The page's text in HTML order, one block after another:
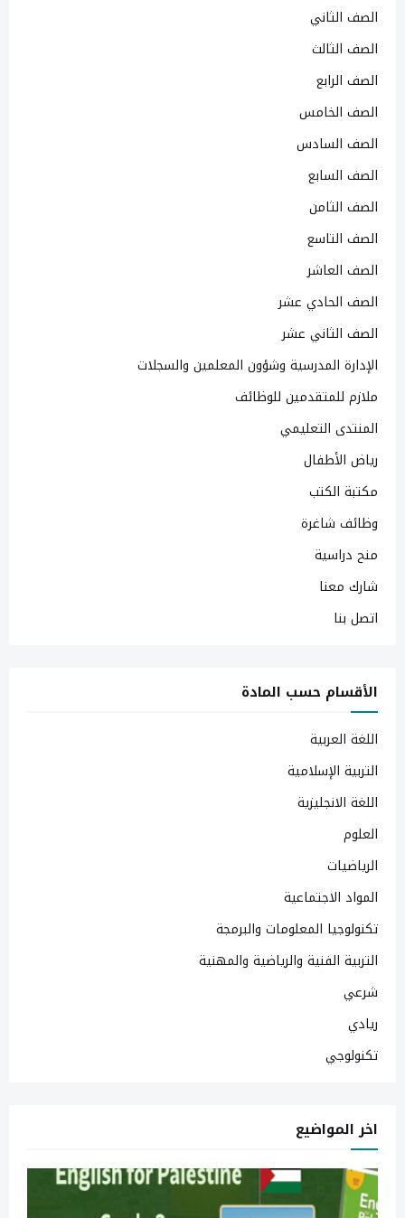
الصف الثاني
الصف الثالث
الصف الرابع
الصف الخامس
الصف السادس
الصف السابع
الصف الثامن
الصف التاسع
الصف العاشر
الصف الحادي عشر
الصف الثاني عشر
الإدارة المدرسية وشؤون المعلمين والسجلات
ملازم للمتقدمين للوظائف
المنتدى التعليمي
رياض الأطفال
مكتبة الكتب
وظائف شاغرة
منح دراسية
شارك معنا
اتصل بنا
الأقسام حسب المادة
اللغة العربية
التربية الإسلامية
اللغة الانجليزية
العلوم
الرياضيات
المواد الاجتماعية
تكنولوجيا المعلومات والبرمجة
التربية الفنية والرياضية والمهنية
شرعي
ريادي
تكنولوجي
اخر المواضيع